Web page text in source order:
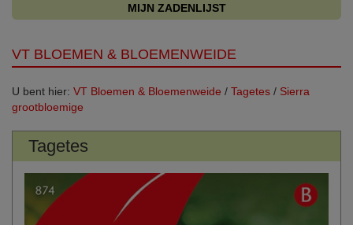
MIJN ZADENLIJST
VT BLOEMEN & BLOEMENWEIDE
U bent hier: VT Bloemen & Bloemenweide / Tagetes / Sierra
grootbloemige
Tagetes